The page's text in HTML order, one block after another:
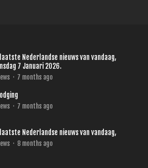
Nederlandse nieuws van vandaag,
7 Januari 2026.
· 7 months ago
· 7 months ago
Nederlandse nieuws van vandaag,
· 8 months ago